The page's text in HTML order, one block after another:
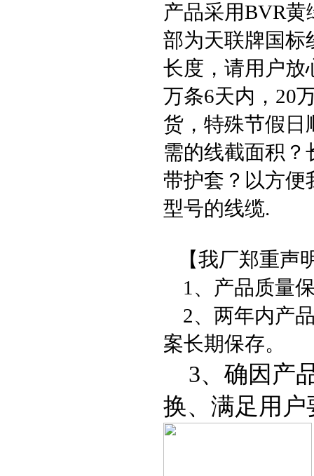
产品采用BVR黄
部为天联牌国标
长度，请用户放
万条6天内， 20
货，特殊节假日
需的线截面积？
带护套？以方便
型号的线缆.
【我厂郑重声
1 、产品质量
2、两年内产
案长期保存。
3、确因产
换、满足用户